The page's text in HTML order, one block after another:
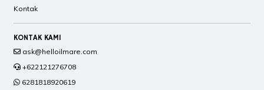
Kontak
KONTAK KAMI
ask@helloilmare.com
+622121276708
6281818920619